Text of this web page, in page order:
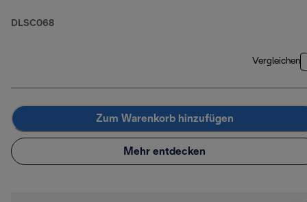
DLSC068
Vergleichen
Zum Warenkorb hinzufügen
Mehr entdecken